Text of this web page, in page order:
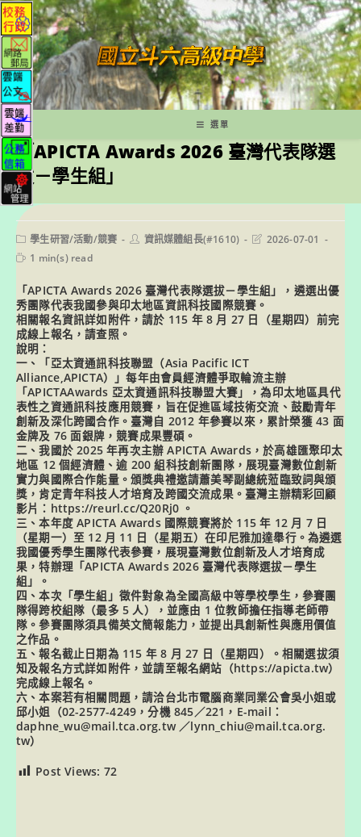
跳
轉
至
主
要
內
容
選單
「APICTA Awards 2026 臺灣代表隊選
拔－學生組」
Post
category:
學生研習/活動/競賽
Post資訊媒體組長(#1610)
Post2026-07-01
Reading
1 min(s) read
「APICTA Awards 2026 臺灣代表隊選拔－學生組」，遴選出優
秀團隊代表我國參與印太地區資訊科技國際競賽。
相關報名資訊詳如附件，請於 115 年 8 月 27 日（星期四）前完
成線上報名，請查照。
說明：
一、「亞太資通訊科技聯盟（Asia Pacific ICT
Alliance,APICTA）」每年由會員經濟體爭取輪流主辦
「APICTAAwards 亞太資通訊科技聯盟大賽」，為印太地區具代
表性之資通訊科技應用競賽，旨在促進區域技術交流、鼓勵青年
創新及深化跨國合作。臺灣自 2012 年參賽以來，累計榮獲 43 面
金牌及 76 面銀牌，競賽成果豐碩。
二、我國於 2025 年再次主辦 APICTA Awards，於高雄匯聚印太
地區 12 個經濟體、逾 200 組科技創新團隊，展現臺灣數位創新
實力與國際合作能量。頒獎典禮邀請蕭美琴副總統蒞臨致詞與頒
獎，肯定青年科技人才培育及跨國交流成果。臺灣主辦精彩回顧
影片：https://reurl.cc/Q20Rj0 。
三、本年度 APICTA Awards 國際競賽將於 115 年 12 月 7 日
（星期一）至 12 月 11 日（星期五）在印尼雅加達舉行。為遴選
我國優秀學生團隊代表參賽，展現臺灣數位創新及人才培育成
果，特辦理「APICTA Awards 2026 臺灣代表隊選拔－學生
組」。
四、本次「學生組」徵件對象為全國高級中等學校學生，參賽團
隊得跨校組隊（最多 5 人），並應由 1 位教師擔任指導老師帶
隊。參賽團隊須具備英文簡報能力，並提出具創新性與應用價值
之作品。
五、報名截止日期為 115 年 8 月 27 日（星期四）。相關選拔須
知及報名方式詳如附件，並請至報名網站（https://apicta.tw）
完成線上報名。
六、本案若有相關問題，請洽台北市電腦商業同業公會吳小姐或
邱小姐（02-2577-4249，分機 845／221，E-mail：
daphne_wu@mail.tca.org.tw ／lynn_chiu@mail.tca.org.
tw）
Post Views: 72